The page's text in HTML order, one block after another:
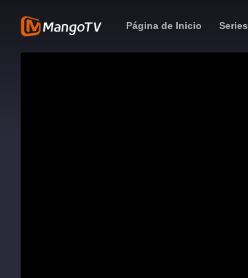
Página de Inicio Series